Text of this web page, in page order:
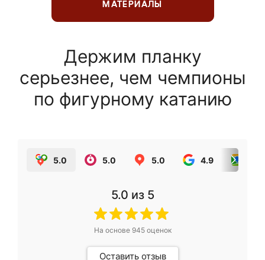
МАТЕРИАЛЫ
Держим планку
серьезнее, чем чемпионы
по фигурному катанию
5.0 5.0 5.0 4.9
5.0 из 5
На основе 945оценок
Оставить отзыв